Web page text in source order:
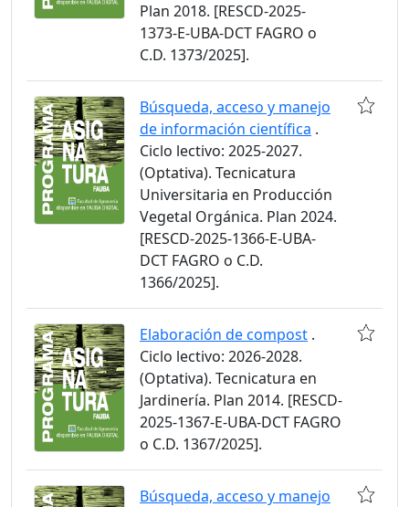
Plan 2018. [RESCD-2025-
1373-E-UBA-DCT FAGRO o
C.D. 1373/2025].
Búsqueda, acceso y manejo
de información científica .
Ciclo lectivo: 2025-2027.
(Optativa). Tecnicatura
Universitaria en Producción
Vegetal Orgánica. Plan 2024.
[RESCD-2025-1366-E-UBA-
DCT FAGRO o C.D.
1366/2025].
Elaboración de compost .
Ciclo lectivo: 2026-2028.
(Optativa). Tecnicatura en
Jardinería. Plan 2014. [RESCD-
2025-1367-E-UBA-DCT FAGRO
o C.D. 1367/2025].
Búsqueda, acceso y manejo